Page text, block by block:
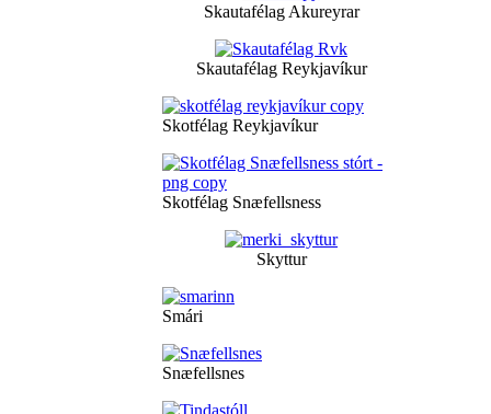
Skautafélag Akureyrar
Skautafélag Reykjavíkur
Skotfélag Reykjavíkur
Skotfélag Snæfellsness
Skyttur
Smári
Snæfellsnes